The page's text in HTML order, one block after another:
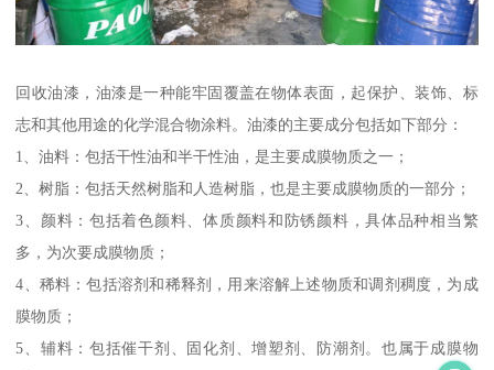
回收油漆，油漆是一种能牢固覆盖在物体表面，起保护、装饰、标
志和其他用途的化学混合物涂料。油漆的主要成分包括如下部分：
1、油料：包括干性油和半干性油，是主要成膜物质之一；
2、树脂：包括天然树脂和人造树脂，也是主要成膜物质的一部分；
3、颜料：包括着色颜料、体质颜料和防锈颜料，具体品种相当繁
多，为次要成膜物质；
4、稀料：包括溶剂和稀释剂，用来溶解上述物质和调剂稠度，为成
膜物质；
5、辅料：包括催干剂、固化剂、增塑剂、防潮剂。也属于成膜物